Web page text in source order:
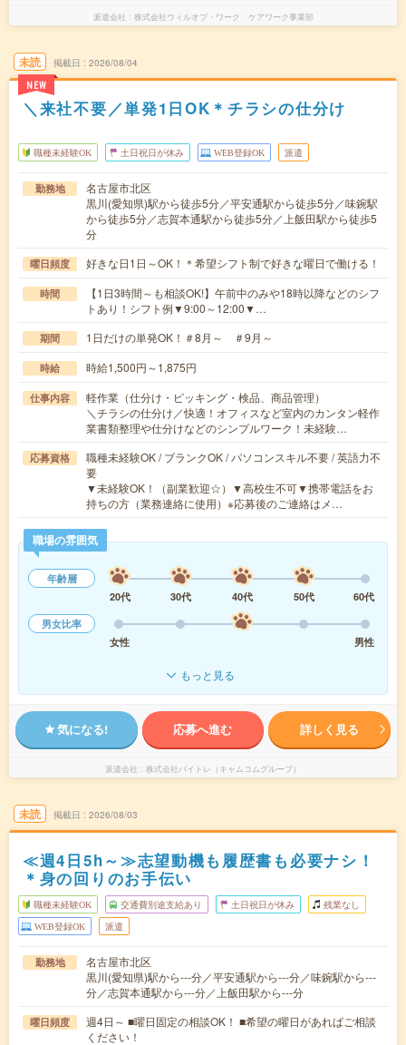
派遣会社 株式会社ウィルオブ・ワーク ケアワーク事業部
未読
NEW
掲載日 2026/08/04
＼来社不要／単発1日OK＊チラシの仕分け
職種未経験OK 土日祝日が休み WEB登録OK 派遣
勤務地
名古屋市北区
黒川(愛知県)駅から徒歩5分／平安通駅から徒歩5分／味鋺駅
から徒歩5分／志賀本通駅から徒歩5分／上飯田駅から徒歩5
分
曜日頻度 好きな日1日～OK！＊希望シフト制で好きな曜日で働ける！
時間
【1日3時間～も相談OK!】午前中のみや18時以降などのシフ
トあり！シフト例▼9:00～12:00▼…
期間 1日だけの単発OK！＃8月～ ＃9月～
時給 時給1,500円～1,875円
仕事内容
軽作業（仕分け・ピッキング・検品、商品管理）
＼チラシの仕分け／快適！オフィスなど室内のカンタン軽作
業書類整理や仕分けなどのシンプルワーク！未経験…
応募資格
職種未経験OK / ブランクOK / パソコンスキル不要 / 英語力不
要
▼未経験OK！（副業歓迎☆）▼高校生不可▼携帯電話をお
持ちの方（業務連絡に使用）※応募後のご連絡はメ…
職場の雰囲気
年齢層
20代
30代 40代 50代
60代
男女比率
女性
男性
もっと見る
気になる! 応募へ進む 詳しく見る
派遣会社 株式会社バイトレ（キャムコムグループ）
未読 掲載日 2026/08/03
≪週4日5h～≫志望動機も履歴書も必要ナシ！
＊身の回りのお手伝い
職種未経験OK 交通費別途支給あり 土日祝日が休み 残業なし
WEB登録OK 派遣
勤務地
名古屋市北区
黒川(愛知県)駅から---分／平安通駅から---分／味鋺駅から---
分／志賀本通駅から---分／上飯田駅から---分
曜日頻度
週4日～ ■曜日固定の相談OK！ ■希望の曜日があればご相談
ください！